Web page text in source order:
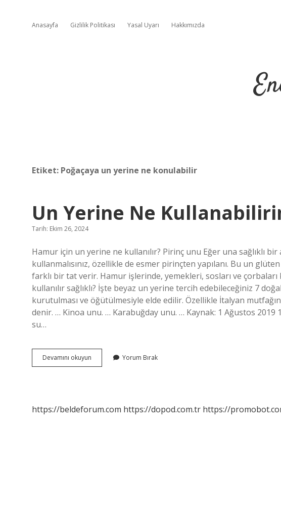
Anasayfa Gizlilik Politikası Yasal Uyarı Hakkımızda
Etiket: Poğaçaya un yerine ne konulabilir
Un Yerine Ne
Tarih: Ekim 26, 2024
Hamur için un yerine ne kullanılır? Pirinç unu Eğer una sağlıklı
kullanmalısınız, özellikle de esmer pirinçten yapılanı. Bu un
farklı bir tat verir. Hamur işlerinde, yemekleri, sosları ve
kullanılır sağlıklı? İşte beyaz un yerine tercih edebileceğiniz 7
kurutulması ve öğütülmesiyle elde edilir. Özellikle İtalyan
denir. … Kinoa unu. … Karabuğday unu. … Kaynak: 1 Ağustos 2019
su…
Devamını okuyun
Yerine
Yorum Bırak
https://beldeforum.com https://dopod.com.tr https://